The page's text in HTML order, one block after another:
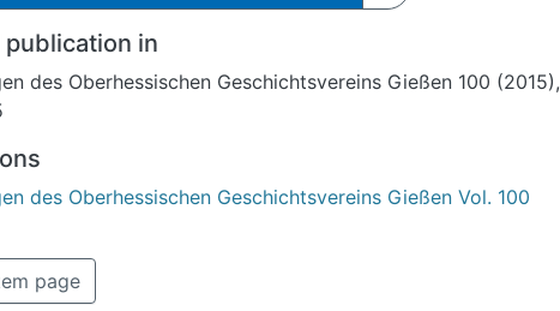
publication in
des Oberhessischen Geschichtsvereins Gießen 100 (2015),
des Oberhessischen Geschichtsvereins Gießen Vol. 100
page